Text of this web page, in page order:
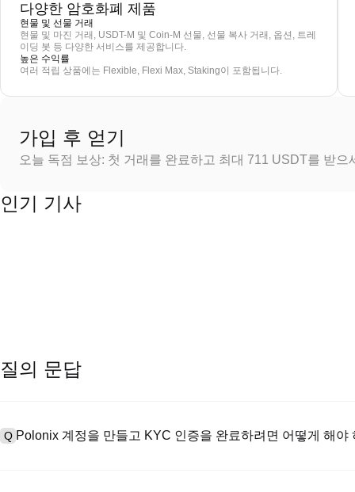
다양한 암호화폐 제품
현물 및 선물 거래
현물 및 마진 거래, USDT-M 및 Coin-M 선물, 선물 복사 거래, 옵션, 트레
이딩 봇 등 다양한 서비스를 제공합니다.
높은 수익률
여러 적립 상품에는 Flexible, Flexi Max, Staking이 포함됩니다.
가입 후 얻기
오늘 독점 보상: 첫 거래를 완료하고 최대 711 USDT를 받으
인기 기사
질의 문답
Q Polonix 계정을 만들고 KYC 인증을 완료하려면 어떻게 해야